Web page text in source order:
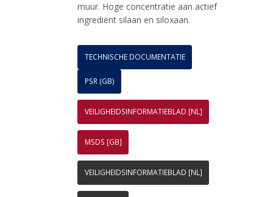
muur. Hoge concentratie aan actief
ingrediënt silaan en siloxaan.
TECHNISCHE DOCUMENTATIE
PSR (GB)
VEILIGHEIDSINFORMATIEBLAD [NL]
MSDS [GB]
VEILIGHEIDSINFORMATIEBLAD [NL]